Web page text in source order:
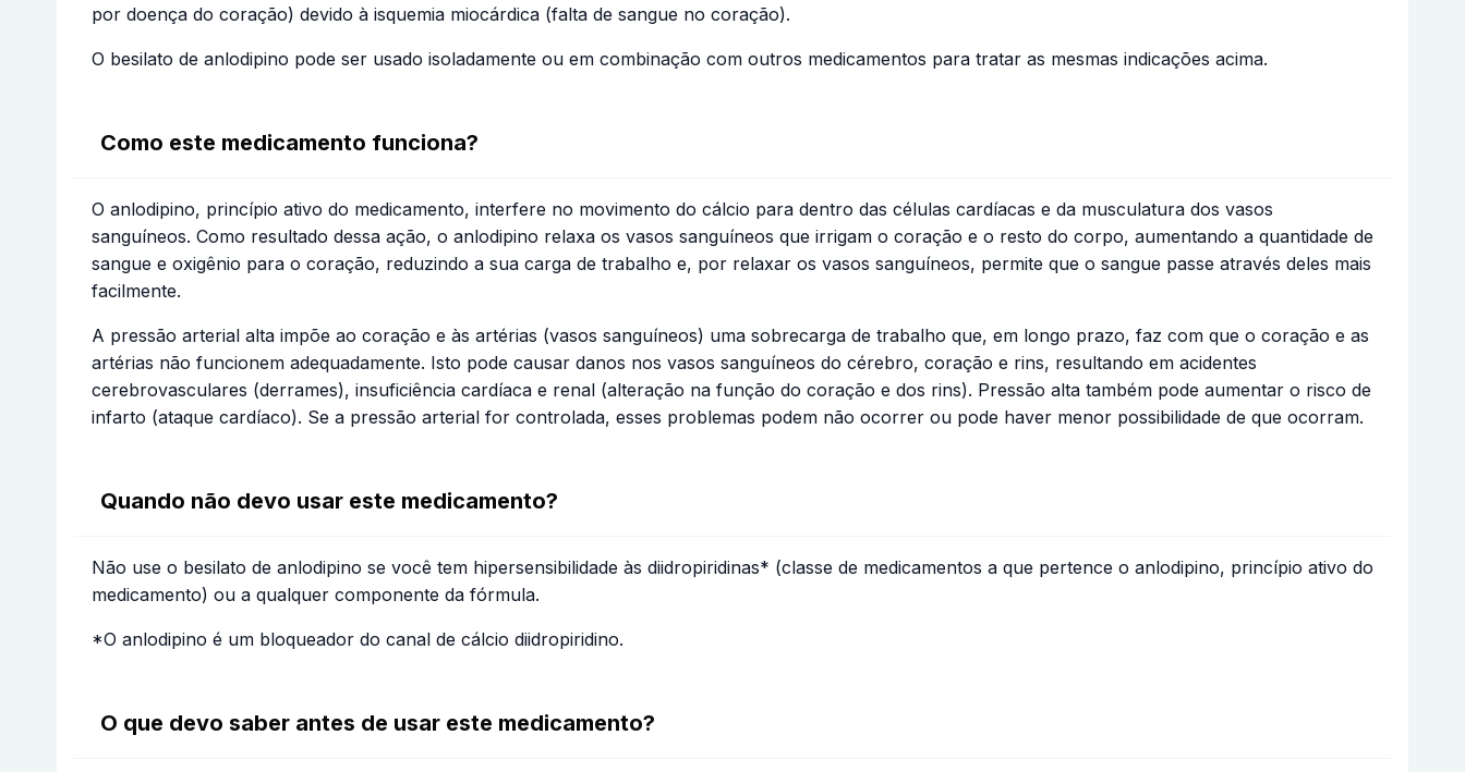
por doença do coração) devido à isquemia miocárdica (falta de sangue no coração).
O besilato de anlodipino pode ser usado isoladamente ou em combinação com outros medicamentos para tratar as mesmas indicações acima.
Como este medicamento funciona?
O anlodipino, princípio ativo do medicamento, interfere no movimento do cálcio para dentro das células cardíacas e da musculatura dos vasos
sanguíneos. Como resultado dessa ação, o anlodipino relaxa os vasos sanguíneos que irrigam o coração e o resto do corpo, aumentando a quantidade de
sangue e oxigênio para o coração, reduzindo a sua carga de trabalho e, por relaxar os vasos sanguíneos, permite que o sangue passe através deles mais
facilmente.
A pressão arterial alta impõe ao coração e às artérias (vasos sanguíneos) uma sobrecarga de trabalho que, em longo prazo, faz com que o coração e as
artérias não funcionem adequadamente. Isto pode causar danos nos vasos sanguíneos do cérebro, coração e rins, resultando em acidentes
cerebrovasculares (derrames), insuficiência cardíaca e renal (alteração na função do coração e dos rins). Pressão alta também pode aumentar o risco de
infarto (ataque cardíaco). Se a pressão arterial for controlada, esses problemas podem não ocorrer ou pode haver menor possibilidade de que ocorram.
Quando não devo usar este medicamento?
Não use o besilato de anlodipino se você tem hipersensibilidade às diidropiridinas* (classe de medicamentos a que pertence o anlodipino, princípio ativo do
medicamento) ou a qualquer componente da fórmula.
*O anlodipino é um bloqueador do canal de cálcio diidropiridino.
O que devo saber antes de usar este medicamento?